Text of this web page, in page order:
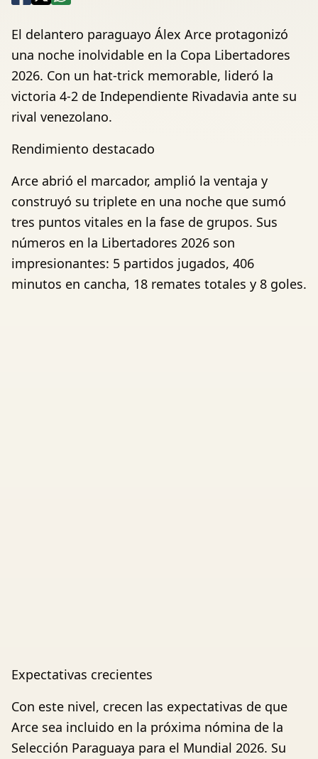
El delantero paraguayo Álex Arce protagonizó
una noche inolvidable en la Copa Libertadores
2026. Con un hat-trick memorable, lideró la
victoria 4-2 de Independiente Rivadavia ante su
rival venezolano.
Rendimiento destacado
Arce abrió el marcador, amplió la ventaja y
construyó su triplete en una noche que sumó
tres puntos vitales en la fase de grupos. Sus
números en la Libertadores 2026 son
impresionantes: 5 partidos jugados, 406
minutos en cancha, 18 remates totales y 8 goles.
Expectativas crecientes
Con este nivel, crecen las expectativas de que
Arce sea incluido en la próxima nómina de la
Selección Paraguaya para el Mundial 2026. Su